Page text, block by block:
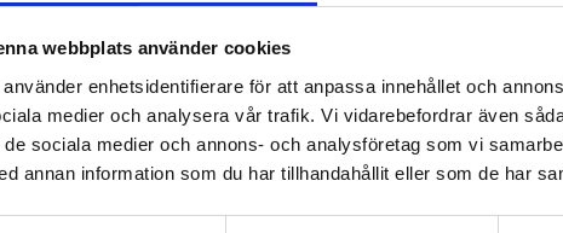
webbplats använder cookies
använder enhetsidentifierare för att anpassa innehållet och
medier och analysera vår trafik. Vi vidarebefordrar även
de sociala medier och annons- och analysföretag som vi
annan information som du har tillhandahållit eller som de har